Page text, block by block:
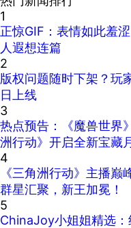
1
正惊GIF：表情如此羞
人遐想连篇
2
版权问题随时下架？玩
日上线
3
热点预告：《魔兽世界
洲行动》开启全新宝藏
4
《三角洲行动》主播巅
群星汇聚，新王加冕！
5
ChinaJoy小姐姐精选